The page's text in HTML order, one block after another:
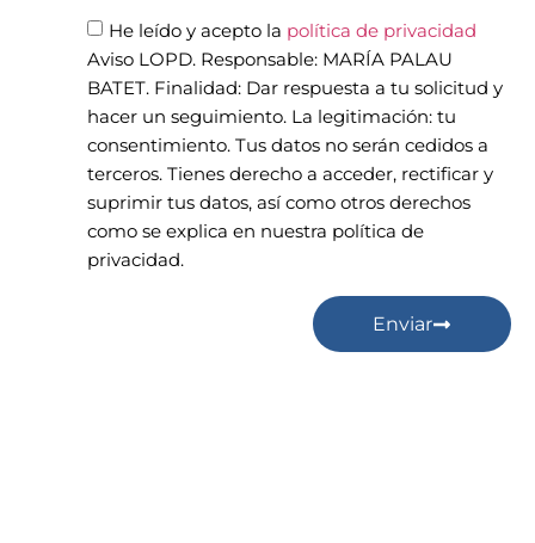
He leído y acepto la política de privacidad
Aviso LOPD. Responsable: MARÍA PALAU
BATET. Finalidad: Dar respuesta a tu solicitud y
hacer un seguimiento. La legitimación: tu
consentimiento. Tus datos no serán cedidos a
terceros. Tienes derecho a acceder, rectificar y
suprimir tus datos, así como otros derechos
como se explica en nuestra política de
privacidad.
Enviar